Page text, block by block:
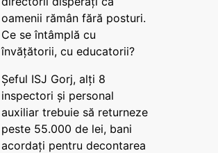
oamenii rămân fără posturi.
Ce se întâmplă cu
învățătorii, cu educatorii?
Șeful ISJ Gorj, alți 8
inspectori și personal
auxiliar trebuie să returneze
peste 55.000 de lei, bani
acordați pentru decontarea